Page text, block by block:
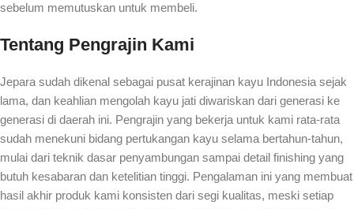
sebelum memutuskan untuk membeli.
Tentang Pengrajin Kami
Jepara sudah dikenal sebagai pusat kerajinan kayu Indonesia sejak
lama, dan keahlian mengolah kayu jati diwariskan dari generasi ke
generasi di daerah ini. Pengrajin yang bekerja untuk kami rata-rata
sudah menekuni bidang pertukangan kayu selama bertahun-tahun,
mulai dari teknik dasar penyambungan sampai detail finishing yang
butuh kesabaran dan ketelitian tinggi. Pengalaman ini yang membuat
hasil akhir produk kami konsisten dari segi kualitas, meski setiap